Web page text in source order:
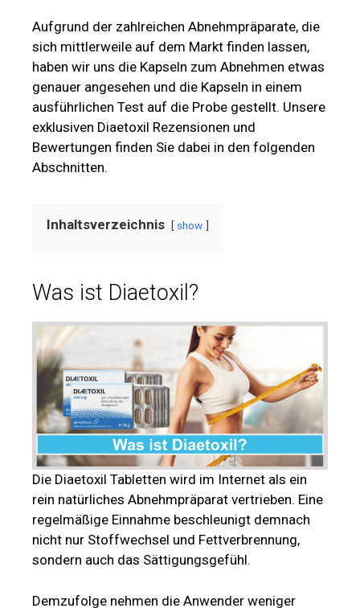
Aufgrund der zahlreichen Abnehmpräparate, die
sich mittlerweile auf dem Markt finden lassen,
haben wir uns die Kapseln zum Abnehmen etwas
genauer angesehen und die Kapseln in einem
ausführlichen Test auf die Probe gestellt. Unsere
exklusiven Diaetoxil Rezensionen und
Bewertungen finden Sie dabei in den folgenden
Abschnitten.
Inhaltsverzeichnis show
Was ist Diaetoxil?
Die Diaetoxil Tabletten wird im Internet als ein
rein natürliches Abnehmpräparat vertrieben. Eine
regelmäßige Einnahme beschleunigt demnach
nicht nur Stoffwechsel und Fettverbrennung,
sondern auch das Sättigungsgefühl.
Demzufolge nehmen die Anwender weniger